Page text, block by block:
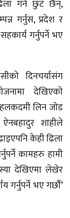
गर्ने छुट छैन्,
गर्नुस, प्रदेश र
गर्नुपर्ने भए
दिनचर्यासंग
देखिएको
लिन जोड
शाहीले
केही ढिला
कामहरु हामी
देखिएमा लेखेर
गर्नुपर्ने भए गर्छौं’